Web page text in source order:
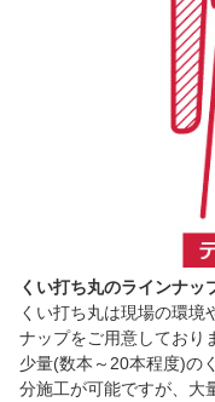
くい打ち丸のラインナッ
くい打ち丸は現場の環境
ナップをご用意しており
少量(数本～20本程度)の
分施工が可能ですが、大